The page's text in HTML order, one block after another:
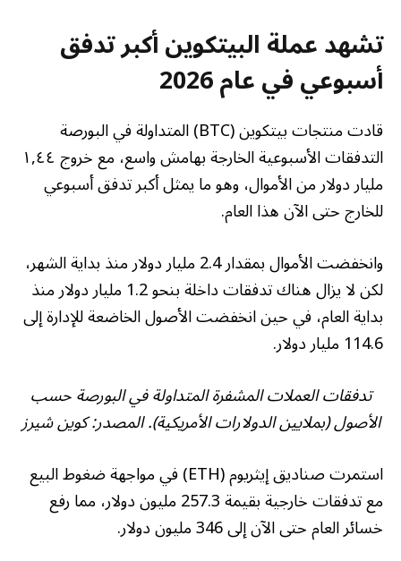
تشهد عملة البيتكوين أكبر تدفق
أسبوعي في عام 2026
قادت منتجات بيتكوين (BTC) المتداولة في البورصة
التدفقات الأسبوعية الخارجة بهامش واسع، مع خروج ١,٤٤
مليار دولار من الأموال، وهو ما يمثل أكبر تدفق أسبوعي
للخارج حتى الآن هذا العام.
وانخفضت الأموال بمقدار 2.4 مليار دولار منذ بداية الشهر،
لكن لا يزال هناك تدفقات داخلة بنحو 1.2 مليار دولار منذ
بداية العام، في حين انخفضت الأصول الخاضعة للإدارة إلى
114.6 مليار دولار.
تدفقات العملات المشفرة المتداولة في البورصة حسب
الأصول (بملايين الدولارات الأمريكية). المصدر: كوين شيرز
استمرت صناديق إيثريوم (ETH) في مواجهة ضغوط البيع
مع تدفقات خارجية بقيمة 257.3 مليون دولار، مما رفع
خسائر العام حتى الآن إلى 346 مليون دولار.